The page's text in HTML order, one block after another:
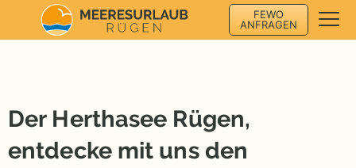
FEWO
ANFRAGEN
Der Herthasee Rügen,
entdecke mit uns den